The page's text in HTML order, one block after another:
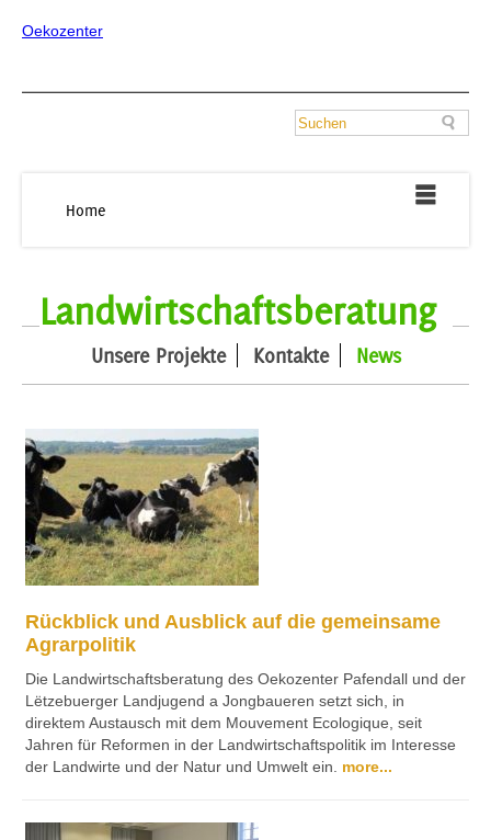
Oekozenter
Home
Landwirtschaftsberatung
Unsere Projekte Kontakte News
Rückblick und Ausblick auf die gemeinsame
Agrarpolitik
Die Landwirtschaftsberatung des Oekozenter Pafendall und der
Lëtzebuerger Landjugend a Jongbaueren setzt sich, in
direktem Austausch mit dem Mouvement Ecologique, seit
Jahren für Reformen in der Landwirtschaftspolitik im Interesse
der Landwirte und der Natur und Umwelt ein. more...